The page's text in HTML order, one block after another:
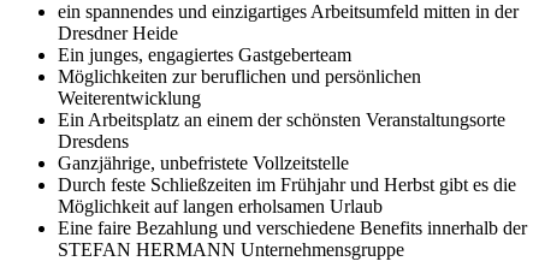
ein spannendes und einzigartiges Arbeitsumfeld mitten in der
Dresdner Heide
Ein junges, engagiertes Gastgeberteam
Möglichkeiten zur beruflichen und persönlichen
Weiterentwicklung
Ein Arbeitsplatz an einem der schönsten Veranstaltungsorte
Dresdens
Ganzjährige, unbefristete Vollzeitstelle
Durch feste Schließzeiten im Frühjahr und Herbst gibt es die
Möglichkeit auf langen erholsamen Urlaub
Eine faire Bezahlung und verschiedene Benefits innerhalb der
STEFAN HERMANN Unternehmensgruppe